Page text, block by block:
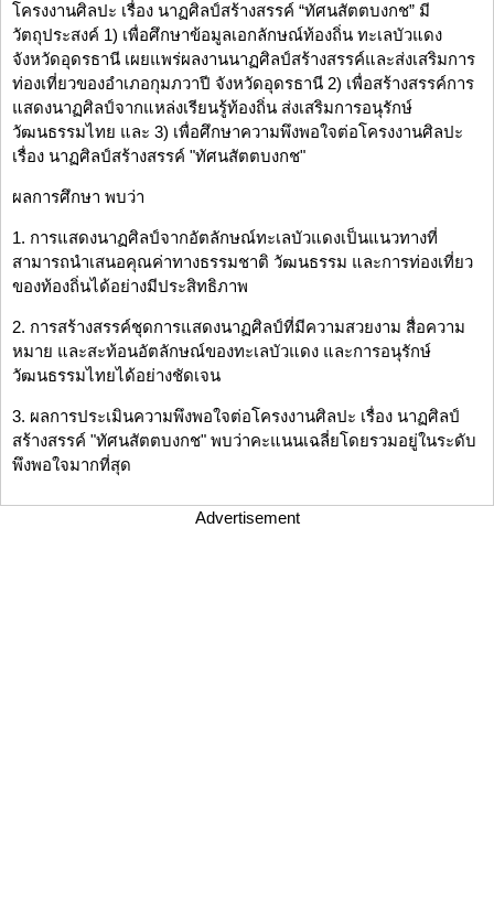
โครงงานศิลปะ เรื่อง นาฏศิลป์สร้างสรรค์ “ทัศนสัตตบงกช” มี
วัตถุประสงค์ 1) เพื่อศึกษาข้อมูลเอกลักษณ์ท้องถิ่น ทะเลบัวแดง
จังหวัดอุดรธานี เผยแพร่ผลงานนาฏศิลป์สร้างสรรค์และส่งเสริมการ
ท่องเที่ยวของอำเภอกุมภวาปี จังหวัดอุดรธานี 2) เพื่อสร้างสรรค์การ
แสดงนาฏศิลป์จากแหล่งเรียนรู้ท้องถิ่น ส่งเสริมการอนุรักษ์
วัฒนธรรมไทย และ 3) เพื่อศึกษาความพึงพอใจต่อโครงงานศิลปะ
เรื่อง นาฏศิลป์สร้างสรรค์ "ทัศนสัตตบงกช"
ผลการศึกษา พบว่า
1. การแสดงนาฏศิลป์จากอัตลักษณ์ทะเลบัวแดงเป็นแนวทางที่
สามารถนำเสนอคุณค่าทางธรรมชาติ วัฒนธรรม และการท่องเที่ยว
ของท้องถิ่นได้อย่างมีประสิทธิภาพ
2. การสร้างสรรค์ชุดการแสดงนาฏศิลป์ที่มีความสวยงาม สื่อความ
หมาย และสะท้อนอัตลักษณ์ของทะเลบัวแดง และการอนุรักษ์
วัฒนธรรมไทยได้อย่างชัดเจน
3. ผลการประเมินความพึงพอใจต่อโครงงานศิลปะ เรื่อง นาฏศิลป์
สร้างสรรค์ "ทัศนสัตตบงกช" พบว่าคะแนนเฉลี่ยโดยรวมอยู่ในระดับ
พึงพอใจมากที่สุด
Advertisement